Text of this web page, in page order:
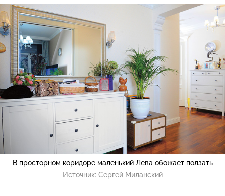
В просторном коридоре маленький Лева обожает ползать
Источник: Сергей Миланский